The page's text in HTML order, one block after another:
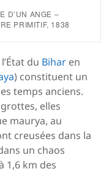
D’UN ANGE –
PRIMITIF, 1838
du Biharen
) constituent un
temps anciens.
elles
maurya, au
creusées dans la
un chaos
1,6 km des